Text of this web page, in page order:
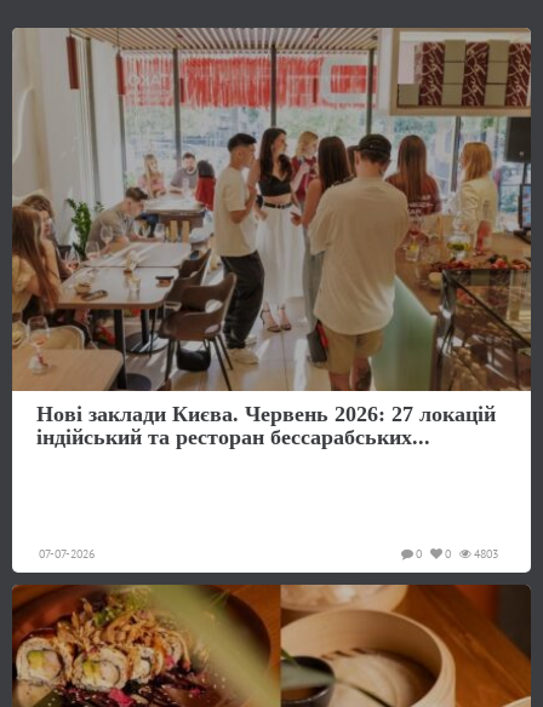
Нові заклади Києва. Червень 2026: 27 локацій
індійський та ресторан бессарабських...
07-07-2026 4803
0
0